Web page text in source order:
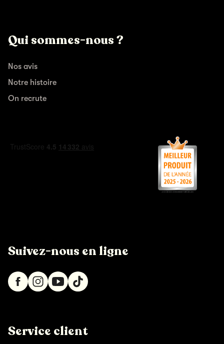
Qui sommes-nous ?
Nos avis
Notre histoire
On recrute
Suivez-nous en ligne
Service client